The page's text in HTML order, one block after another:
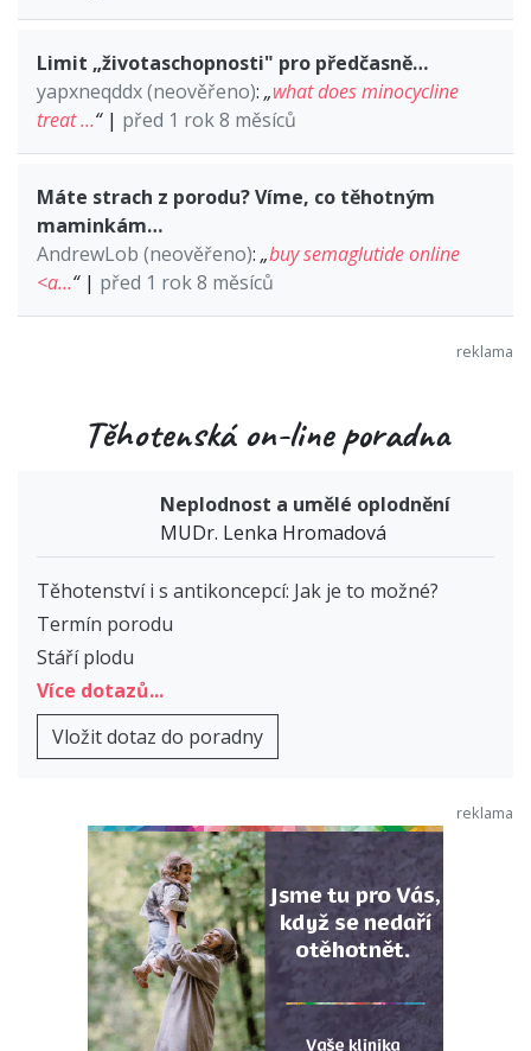
Limit „životaschopnosti" pro předčasně…
yapxneqddx (neověřeno): „what does minocycline
treat …“| před 1 rok 8 měsíců
Máte strach z porodu? Víme, co těhotným
maminkám…
AndrewLob (neověřeno): „buy semaglutide online
<a…“| před 1 rok 8 měsíců
Těhotenská on-line poradna
Neplodnost a umělé oplodnění
MUDr. Lenka Hromadová
Těhotenství i s antikoncepcí: Jak je to možné?
Termín porodu
Stáří plodu
Více dotazů...
Vložit dotaz do poradny